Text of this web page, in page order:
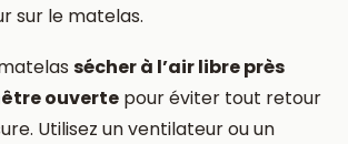
sur le matelas.
sécher à l’air libre près
ouverte pour éviter tout retour
Utilisez un ventilateur ou un